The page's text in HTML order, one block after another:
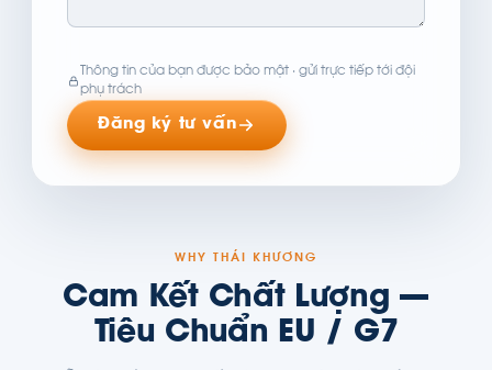
Thông tin của bạn được bảo mật · gửi trực tiếp tới đội
phụ trách
Đăng ký tư vấn
WHY THÁI KHƯƠNG
Cam Kết Chất Lượng —
Tiêu Chuẩn EU / G7